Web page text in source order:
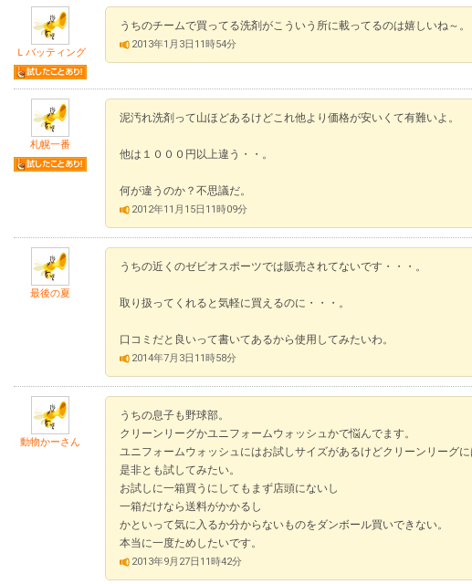
Ｌバッティング
うちのチームで買ってる洗剤がこういう所に載ってるのは嬉しいね～。
2013年1月3日11時54分
札幌一番
泥汚れ洗剤って山ほどあるけどこれ他より価格が安いくて有難いよ。
他は１０００円以上違う・・。
何が違うのか？不思議だ。
2012年11月15日11時09分
最後の夏
うちの近くのゼビオスポーツでは販売されてないです・・・。
取り扱ってくれると気軽に買えるのに・・・。
口コミだと良いって書いてあるから使用してみたいわ。
2014年7月3日11時58分
動物かーさん
うちの息子も野球部。
クリーンリーグかユニフォームウォッシュかで悩んでます。
ユニフォームウォッシュにはお試しサイズがあるけどクリーンリーグに
是非とも試してみたい。
お試しに一箱買うにしてもまず店頭にないし
一箱だけなら送料がかかるし
かといって気に入るか分からないものをダンボール買いできない。
本当に一度ためしたいです。
2013年9月27日11時42分